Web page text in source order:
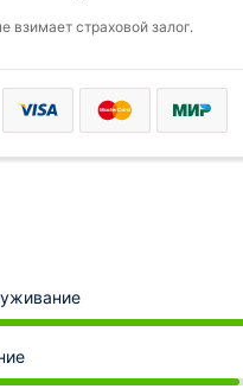
взимает страховой залог.